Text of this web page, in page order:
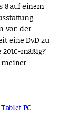
8 auf einem
von der
eine DvD zu
mäßig?
meiner
Tablet PC